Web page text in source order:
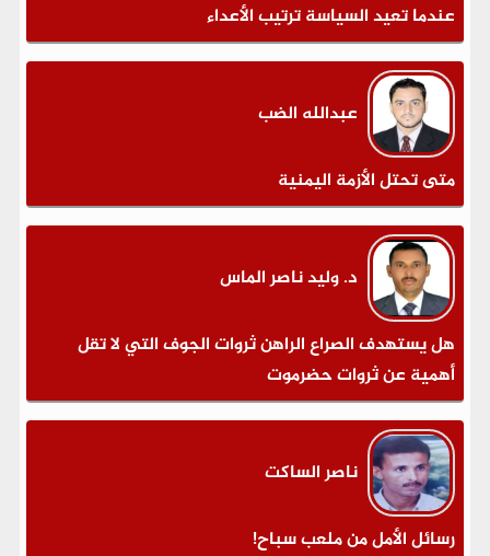
عندما تعيد السياسة ترتيب الأعداء
عبدالله الضب
متى تحتل الأزمة اليمنية
د. وليد ناصر الماس
هل يستهدف الصراع الراهن ثروات الجوف التي لا تقل
أهمية عن ثروات حضرموت
ناصر الساكت
رسائل الأمل من ملعب سباح!